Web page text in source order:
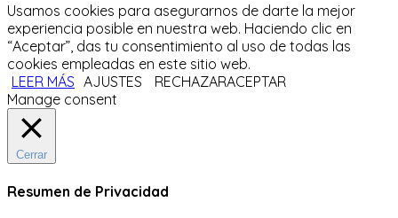
Usamos cookies para asegurarnos de darte la mejor
experiencia posible en nuestra web. Haciendo clic en
“Aceptar”, das tu consentimiento al uso de todas las
cookies empleadas en este sitio web.
LEER MÁS AJUSTES RECHAZARACEPTAR
Manage consent
Cerrar
Resumen de Privacidad